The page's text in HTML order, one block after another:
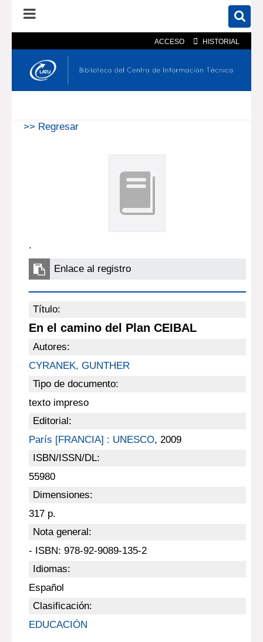
ACCESO HISTORIAL
En el catálogo En el sitio
>> Regresar
.
Enlace al registro
Título:
En el camino del Plan CEIBAL
Autores:
CYRANEK, GUNTHER
Tipo de documento:
texto impreso
Editorial:
París [FRANCIA] : UNESCO, 2009
ISBN/ISSN/DL:
55980
Dimensiones:
317 p.
Nota general:
- ISBN: 978-92-9089-135-2
Idiomas:
Español
Clasificación:
EDUCACIÓN